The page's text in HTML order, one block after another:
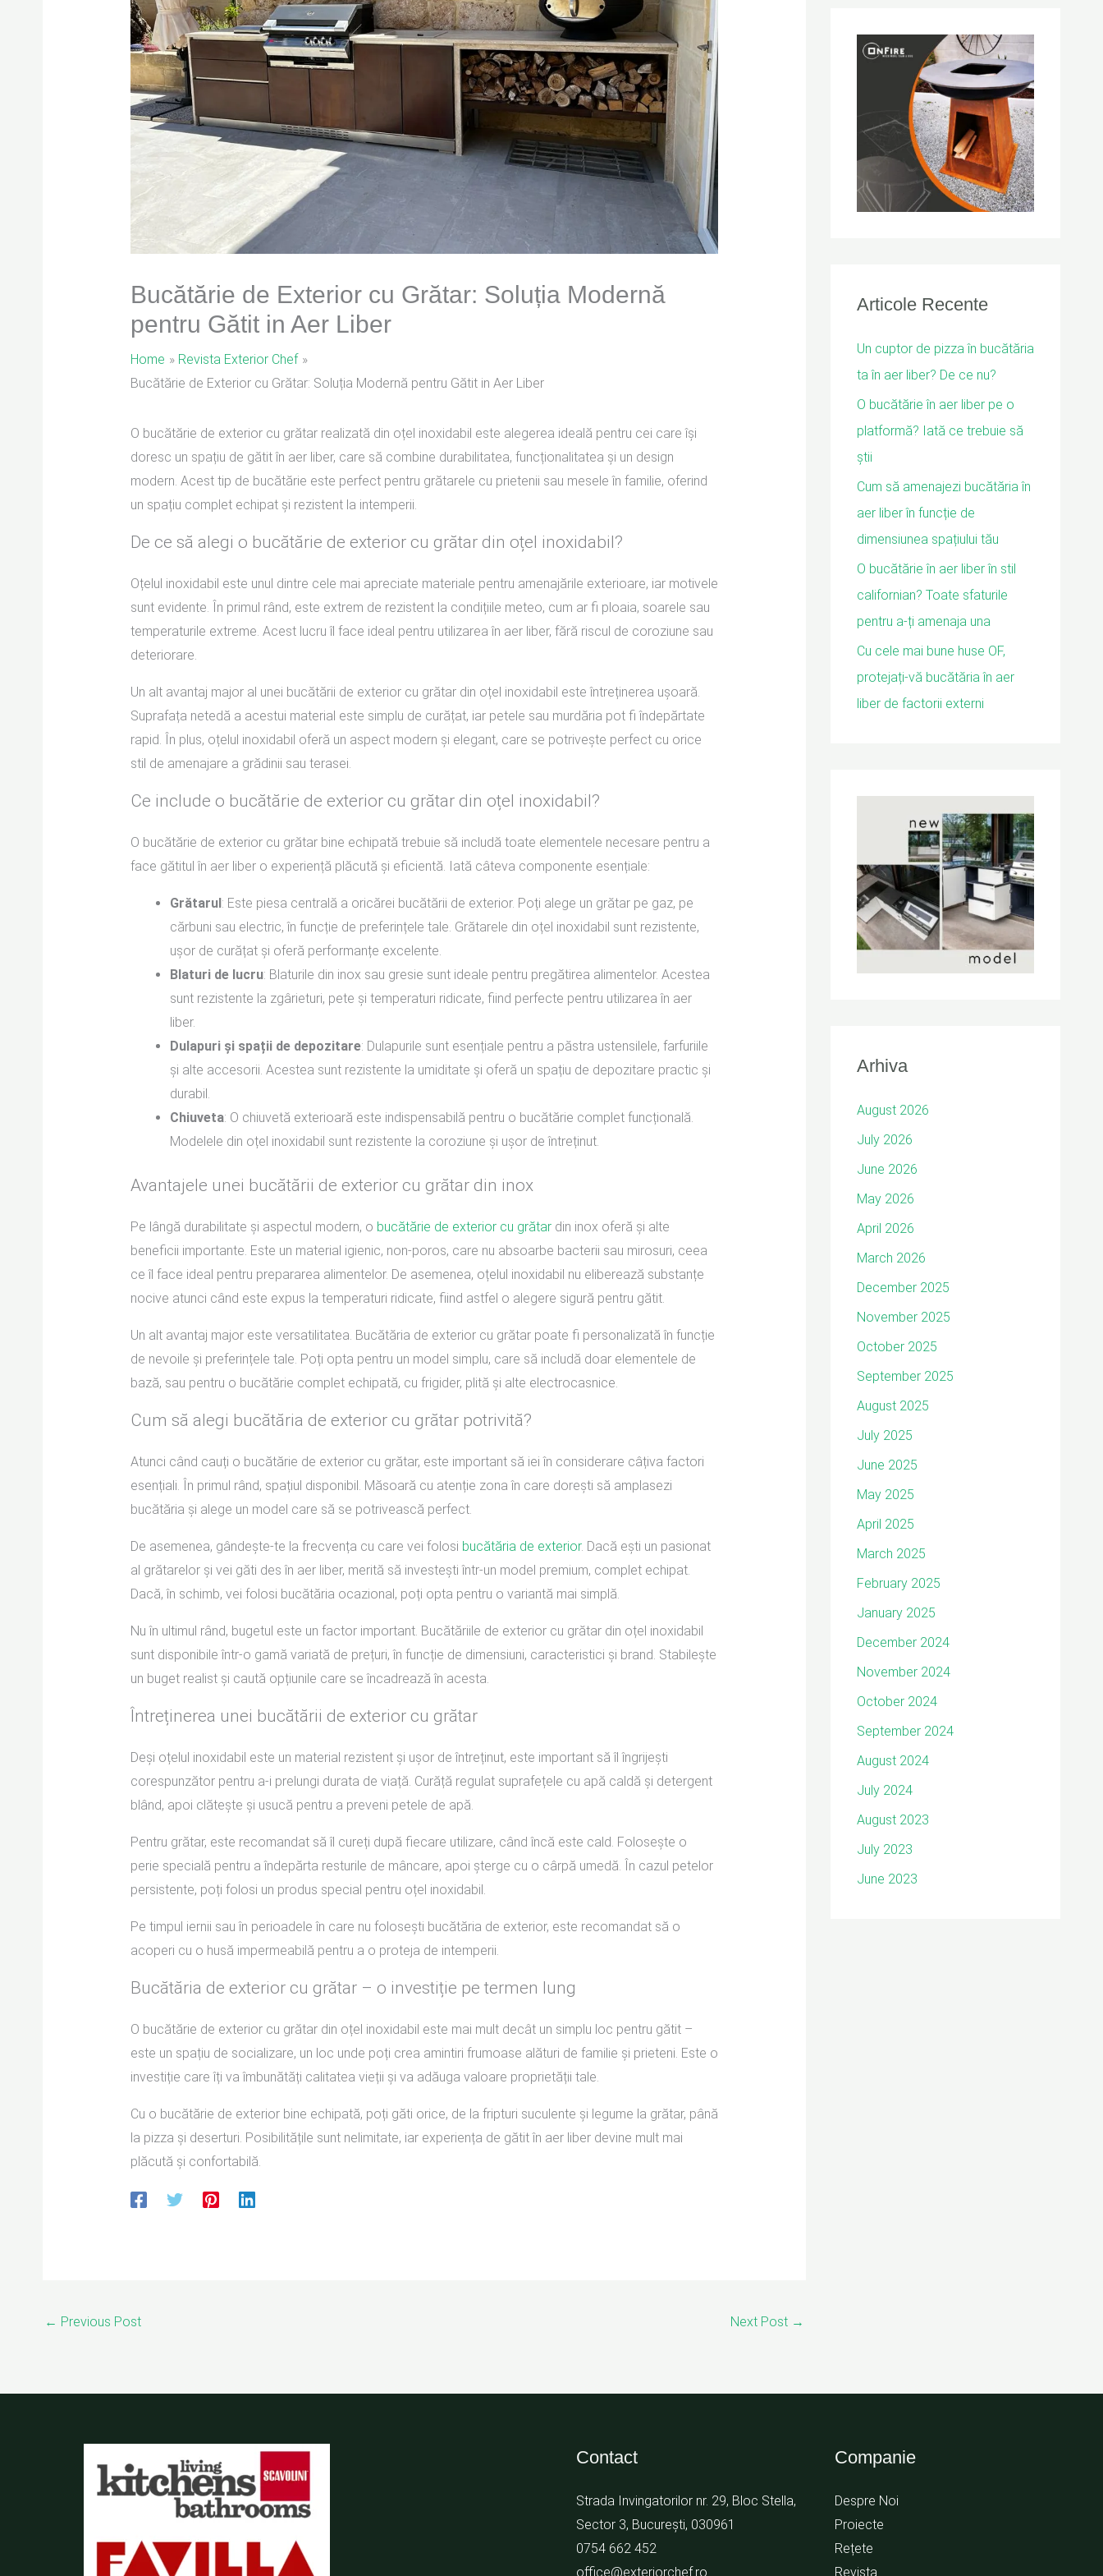
Bucătărie de Exterior cu Grătar: Soluția Modernă
pentru Gătit in Aer Liber
Home
Revista Exterior Chef
Bucătărie de Exterior cu Grătar: Soluția Modernă pentru Gătit in Aer Liber
O bucătărie de exterior cu grătar realizată din oțel inoxidabil este alegerea ideală pentru cei care își
doresc un spațiu de gătit în aer liber, care să combine durabilitatea, funcționalitatea și un design
modern. Acest tip de bucătărie este perfect pentru grătarele cu prietenii sau mesele în familie, oferind
un spațiu complet echipat și rezistent la intemperii.
De ce să alegi o bucătărie de exterior cu grătar din oțel inoxidabil?
Oțelul inoxidabil este unul dintre cele mai apreciate materiale pentru amenajările exterioare, iar motivele
sunt evidente. În primul rând, este extrem de rezistent la condițiile meteo, cum ar fi ploaia, soarele sau
temperaturile extreme. Acest lucru îl face ideal pentru utilizarea în aer liber, fără riscul de coroziune sau
deteriorare.
Un alt avantaj major al unei bucătării de exterior cu grătar din oțel inoxidabil este întreținerea ușoară.
Suprafața netedă a acestui material este simplu de curățat, iar petele sau murdăria pot fi îndepărtate
rapid. În plus, oțelul inoxidabil oferă un aspect modern și elegant, care se potrivește perfect cu orice
stil de amenajare a grădinii sau terasei.
Ce include o bucătărie de exterior cu grătar din oțel inoxidabil?
O bucătărie de exterior cu grătar bine echipată trebuie să includă toate elementele necesare pentru a
face gătitul în aer liber o experiență plăcută și eficientă. Iată câteva componente esențiale:
Grătarul: Este piesa centrală a oricărei bucătării de exterior. Poți alege un grătar pe gaz, pe
cărbuni sau electric, în funcție de preferințele tale. Grătarele din oțel inoxidabil sunt rezistente,
ușor de curățat și oferă performanțe excelente.
Blaturi de lucru: Blaturile din inox sau gresie sunt ideale pentru pregătirea alimentelor. Acestea
sunt rezistente la zgârieturi, pete și temperaturi ridicate, fiind perfecte pentru utilizarea în aer
liber.
Dulapuri și spații de depozitare: Dulapurile sunt esențiale pentru a păstra ustensilele, farfuriile
și alte accesorii. Acestea sunt rezistente la umiditate și oferă un spațiu de depozitare practic și
durabil.
Chiuveta: O chiuvetă exterioară este indispensabilă pentru o bucătărie complet funcțională.
Modelele din oțel inoxidabil sunt rezistente la coroziune și ușor de întreținut.
Avantajele unei bucătării de exterior cu grătar din inox
Pe lângă durabilitate și aspectul modern, o bucătărie de exterior cu grătardin inox oferă și alte
beneficii importante. Este un material igienic, non-poros, care nu absoarbe bacterii sau mirosuri, ceea
ce îl face ideal pentru prepararea alimentelor. De asemenea, oțelul inoxidabil nu eliberează substanțe
nocive atunci când este expus la temperaturi ridicate, fiind astfel o alegere sigură pentru gătit.
Un alt avantaj major este versatilitatea. Bucătăria de exterior cu grătar poate fi personalizată în funcție
de nevoile și preferințele tale. Poți opta pentru un model simplu, care să includă doar elementele de
bază, sau pentru o bucătărie complet echipată, cu frigider, plită și alte electrocasnice.
Cum să alegi bucătăria de exterior cu grătar potrivită?
Atunci când cauți o bucătărie de exterior cu grătar, este important să iei în considerare câțiva factori
esențiali. În primul rând, spațiul disponibil. Măsoară cu atenție zona în care dorești să amplasezi
bucătăria și alege un model care să se potrivească perfect.
De asemenea, gândește-te la frecvența cu care vei folosi bucătăria de exterior. Dacă ești un pasionat
al grătarelor și vei găti des în aer liber, merită să investești într-un model premium, complet echipat.
Dacă, în schimb, vei folosi bucătăria ocazional, poți opta pentru o variantă mai simplă.
Nu în ultimul rând, bugetul este un factor important. Bucătăriile de exterior cu grătar din oțel inoxidabil
sunt disponibile într-o gamă variată de prețuri, în funcție de dimensiuni, caracteristici și brand. Stabilește
un buget realist și caută opțiunile care se încadrează în acesta.
Întreținerea unei bucătării de exterior cu grătar
Deși oțelul inoxidabil este un material rezistent și ușor de întreținut, este important să îl îngrijești
corespunzător pentru a-i prelungi durata de viață. Curăță regulat suprafețele cu apă caldă și detergent
blând, apoi clătește și usucă pentru a preveni petele de apă.
Pentru grătar, este recomandat să îl cureți după fiecare utilizare, când încă este cald. Folosește o
perie specială pentru a îndepărta resturile de mâncare, apoi șterge cu o cârpă umedă. În cazul petelor
persistente, poți folosi un produs special pentru oțel inoxidabil.
Pe timpul iernii sau în perioadele în care nu folosești bucătăria de exterior, este recomandat să o
acoperi cu o husă impermeabilă pentru a o proteja de intemperii.
Bucătăria de exterior cu grătar – o investiție pe termen lung
O bucătărie de exterior cu grătar din oțel inoxidabil este mai mult decât un simplu loc pentru gătit –
este un spațiu de socializare, un loc unde poți crea amintiri frumoase alături de familie și prieteni. Este o
investiție care îți va îmbunătăți calitatea vieții și va adăuga valoare proprietății tale.
Cu o bucătărie de exterior bine echipată, poți găti orice, de la fripturi suculente și legume la grătar, până
la pizza și deserturi. Posibilitățile sunt nelimitate, iar experiența de gătit în aer liber devine mult mai
plăcută și confortabilă.
← Previous Post Next Post →
c
Articole Recente
Un cuptor de pizza în bucătăria
ta în aer liber? De ce nu?
O bucătărie în aer liber pe o
platformă? Iată ce trebuie să
știi
Cum să amenajezi bucătăria în
aer liber în funcție de
dimensiunea spațiului tău
O bucătărie în aer liber în stil
californian? Toate sfaturile
pentru a-ți amenaja una
Cu cele mai bune huse OF,
protejați-vă bucătăria în aer
liber de factorii externi
Arhiva
August 2026
July 2026
June 2026
May 2026
April 2026
March 2026
December 2025
November 2025
October 2025
September 2025
August 2025
July 2025
June 2025
May 2025
April 2025
March 2025
February 2025
January 2025
December 2024
November 2024
October 2024
September 2024
August 2024
July 2024
August 2023
July 2023
June 2023
Contact
Strada Invingatorilor nr. 29, Bloc Stella,
Sector 3, București, 030961
0754 662 452
office@exteriorchef.ro
Companie
Despre Noi
Proiecte
Rețete
Revista